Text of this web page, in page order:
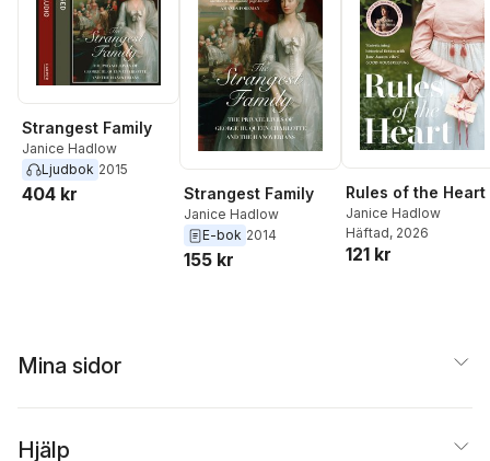
Strangest Family
Janice Hadlow
Ljudbok 2015
404 kr Strangest Family
Janice Hadlow
E-bok 2014
155 kr
Rules of the Heart
Janice Hadlow
Häftad, 2026
121 kr
Mina sidor
Hjälp